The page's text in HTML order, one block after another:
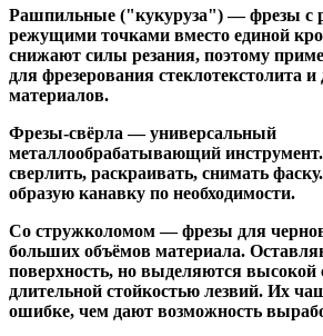
Рашпильные ("кукуруза")— фрезы с
режущими точками вместо единой
снижают силы резания, поэтому
для фрезерования стеклотекстолита
материалов.
Фрезы-свёрла — универсальный
металлообрабатывающий
сверлить, раскраивать, снимать
образую канавку по необходимости.
Со стружколомом— фрезы для
больших объёмов материала.
поверхность, но выделяются высокой
длительной стойкостью лезвий. Их
ошибке, чем дают возможность